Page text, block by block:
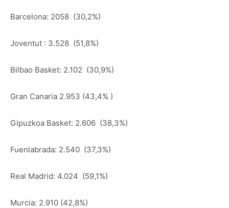
Barcelona: 2058 (30,2%)
Joventut : 3.528 (51,8%)
Bilbao Basket: 2.102 (30,9%)
Gran Canaria 2.953 (43,4% )
Gipuzkoa Basket: 2.606 (38,3%)
Fuenlabrada: 2.540 (37,3%)
Real Madrid: 4.024 (59,1%)
Murcia: 2.910 (42,8%)